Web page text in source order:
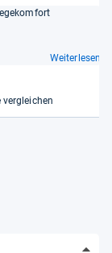
Weiterlesen